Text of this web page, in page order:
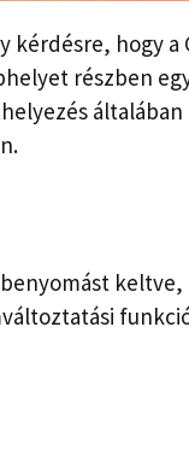
kérdésre, hogy a
részben
keltve,